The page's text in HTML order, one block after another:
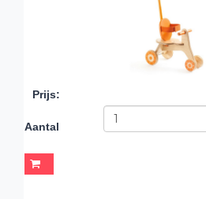
Prijs:
Aantal